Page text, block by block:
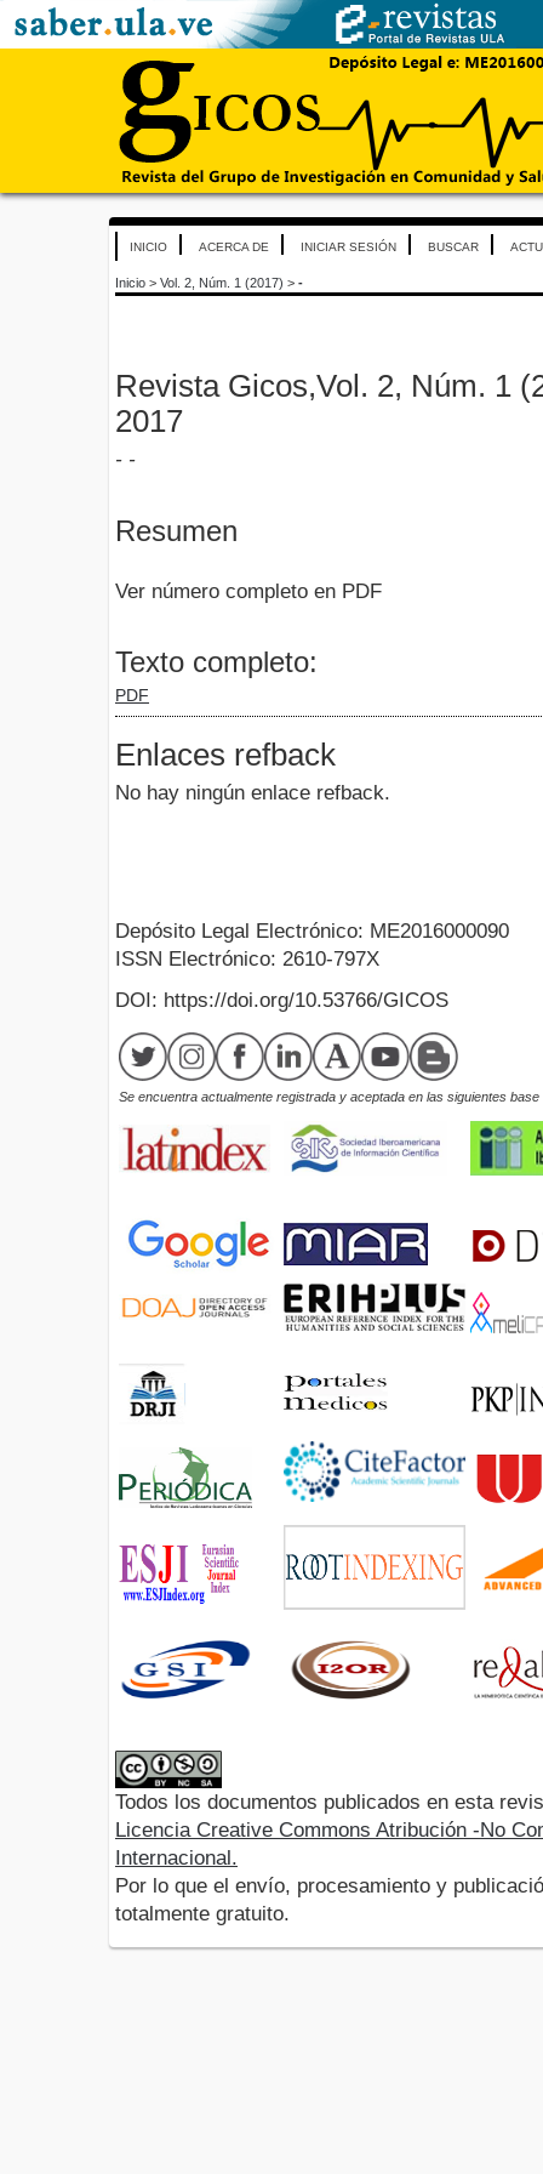
INICIO ACERCA DE INICIAR SESIÓN BUSCAR
Inicio > Vol. 2, Núm. 1 (2017) > -
Revista Gicos,Vol. 2, Núm. 1
2017
- -
Resumen
Ver número completo en PDF
Texto completo:
PDF
Enlaces refback
No hay ningún enlace refback.
Depósito Legal Electrónico: ME2016000090
ISSN Electrónico: 2610-797X
DOI: https://doi.org/10.53766/GICOS
Se encuentra actualmente registrada y aceptada en las siguientes
Todos los documentos publicados en esta
Licencia Creative Commons Atribución -No
Internacional.
Por lo que el envío, procesamiento y
totalmente gratuito.